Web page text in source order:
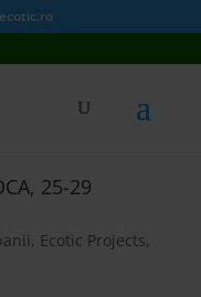
25-29
, Ecotic Projects,